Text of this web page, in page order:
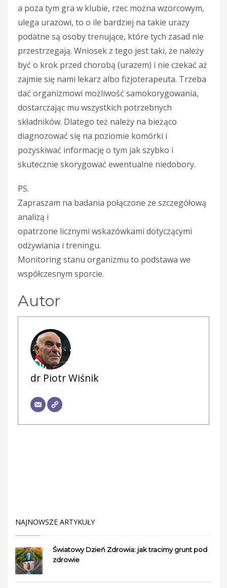
a poza tym gra w klubie, rzec można wzorcowym,
ulega urazowi, to o ile bardziej na takie urazy
podatne są osoby trenujące, które tych zasad nie
przestrzegają. Wniosek z tego jest taki, że należy
być o krok przed chorobą (urazem) i nie czekać aż
zajmie się nami lekarz albo fizjoterapeuta. Trzeba
dać organizmowi możliwość samokorygowania,
dostarczając mu wszystkich potrzebnych
składników. Dlatego też należy na bieżąco
diagnozować się na poziomie komórki i
pozyskiwać informację o tym jak szybko i
skutecznie skorygować ewentualne niedobory.
PS.
Zapraszam na badania połączone ze szczegółową
analizą i
opatrzone licznymi wskazówkami dotyczącymi
odżywiania i treningu.
Monitoring stanu organizmu to podstawa we
współczesnym sporcie.
Autor
dr Piotr Wiśnik
NAJNOWSZE ARTYKUŁY
Światowy Dzień Zdrowia: jak tracimy grunt pod
zdrowie